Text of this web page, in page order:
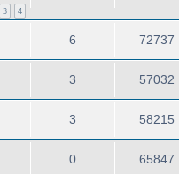
3 4
6 72737
3 57032
3 58215
0 65847